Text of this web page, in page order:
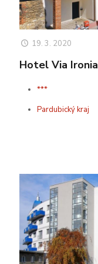
19. 3. 2020
Hotel Via Ironia
***
Pardubický kraj